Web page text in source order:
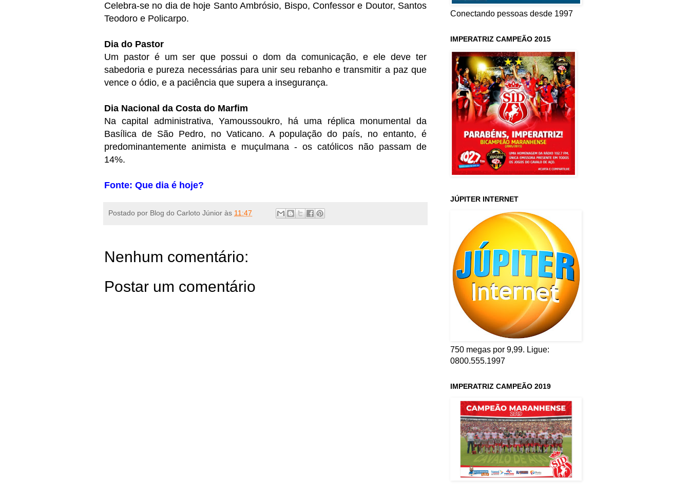
Celebra-se no dia de hoje Santo Ambrósio, Bispo, Confessor e Doutor, Santos
Teodoro e Policarpo.
Dia do Pastor
Um pastor é um ser que possui o dom da comunicação, e ele deve ter
sabedoria e pureza necessárias para unir seu rebanho e transmitir a paz que
vence o ódio, e a paciência que supera a insegurança.
Dia Nacional da Costa do Marfim
Na capital administrativa, Yamoussoukro, há uma réplica monumental da
Basílica de São Pedro, no Vaticano. A população do país, no entanto, é
predominantemente animista e muçulmana - os católicos não passam de
14%.
Fonte: Que dia é hoje?
Postado por Blog do Carloto Júnior às 11:47
Nenhum comentário:
Postar um comentário
Conectando pessoas desde 1997
IMPERATRIZ CAMPEÃO 2015
JÚPITER INTERNET
750 megas por 9,99. Ligue:
0800.555.1997
IMPERATRIZ CAMPEÃO 2019